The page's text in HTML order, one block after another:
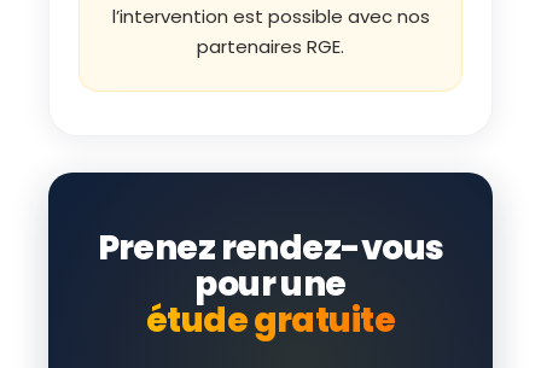
l’intervention est possible avec nos
partenaires RGE.
Prenez rendez-vous
pour une
étude gratuite